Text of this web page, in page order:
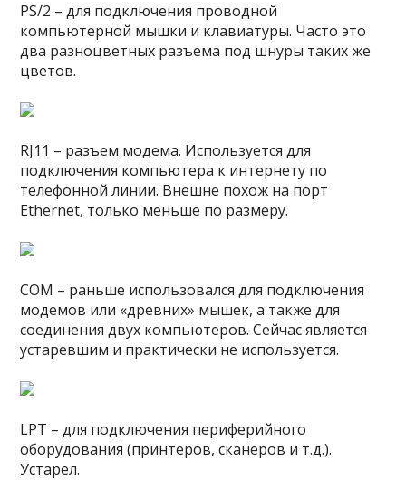
PS/2 – для подключения проводной
компьютерной мышки и клавиатуры. Часто это
два разноцветных разъема под шнуры таких же
цветов.
RJ11 – разъем модема. Используется для
подключения компьютера к интернету по
телефонной линии. Внешне похож на порт
Ethernet, только меньше по размеру.
COM – раньше использовался для подключения
модемов или «древних» мышек, а также для
соединения двух компьютеров. Сейчас является
устаревшим и практически не используется.
LPT – для подключения периферийного
оборудования (принтеров, сканеров и т.д.).
Устарел.